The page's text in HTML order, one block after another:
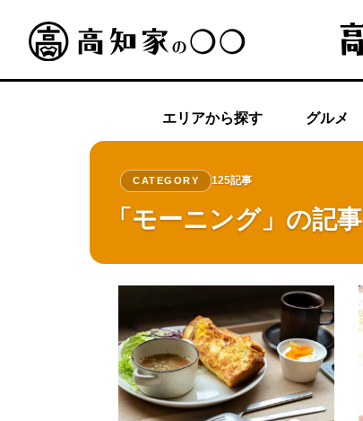
エリアから探す グルメ
CATEGORY 125記事
「モーニング」の記事